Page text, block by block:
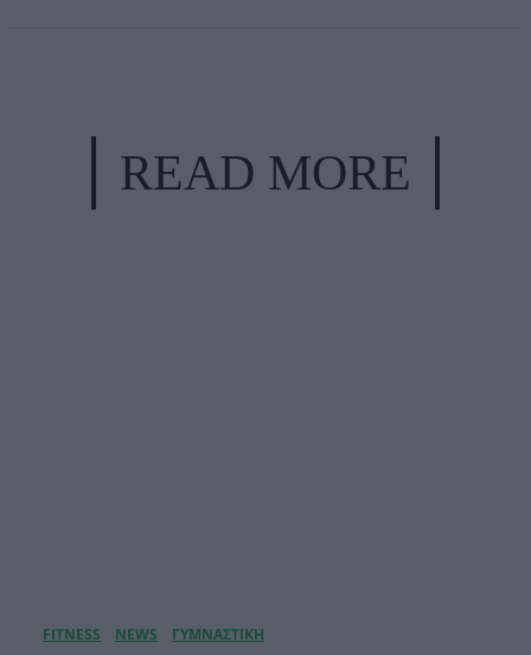
READ MORE